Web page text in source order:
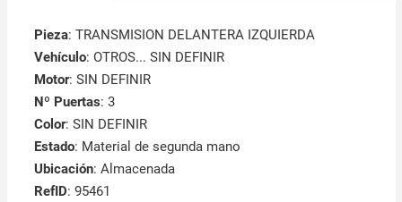
Pieza: TRANSMISION DELANTERA IZQUIERDA
Vehículo: OTROS... SIN DEFINIR
Motor: SIN DEFINIR
Nº Puertas: 3
Color: SIN DEFINIR
Estado: Material de segunda mano
Ubicación: Almacenada
RefID: 95461